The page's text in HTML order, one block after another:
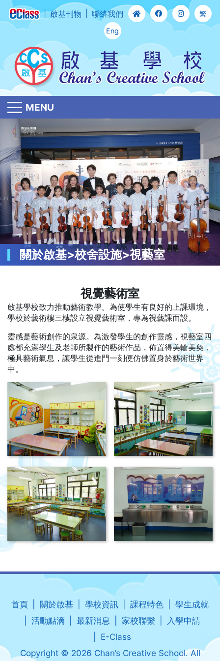
啟基刊物 聯絡我們 繁
Eng
MENU
關於啟基>校舍設施>視藝室
視覺藝術室
啟基學校致力推動藝術教學。為使學生有良好的上課環境，
學校於藝術樓三樓設立視覺藝術室，專為視藝課而設。
靈感是藝術創作的泉源。為激發學生的創作靈感，視藝室四
處都充滿學生及老師所製作的藝術作品，佈置得美輪美奐，
極具藝術氣息，讓學生從進門一刻便仿佛置身於藝術世界
中。
首頁 關於啟基 學校資訊 課程特色
學生成就
活動點滴
最新消息 家校聯繫
入學申請
E-Class
Copyright © 2026 Chan’s Creative School. All